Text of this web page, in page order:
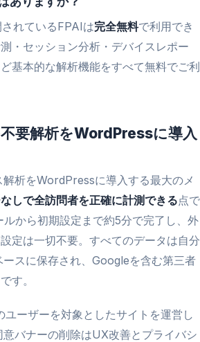
れているFPAIは完全無料で利用でき
・セッション分析・デバイスレポー
基本的な解析機能をすべて無料でご利
要解析をWordPressに導入
析をWordPressに導入する最大のメ
しで全訪問者を正確に計測できる点で
から初期設定まで約5分で完了し、外
定は一切不要。すべてのデータは自分
スに保存され、Googleを含む第三者
す。
ーザーを対象としたサイトを運営し
バナーの削除はUX改善とプライバシ